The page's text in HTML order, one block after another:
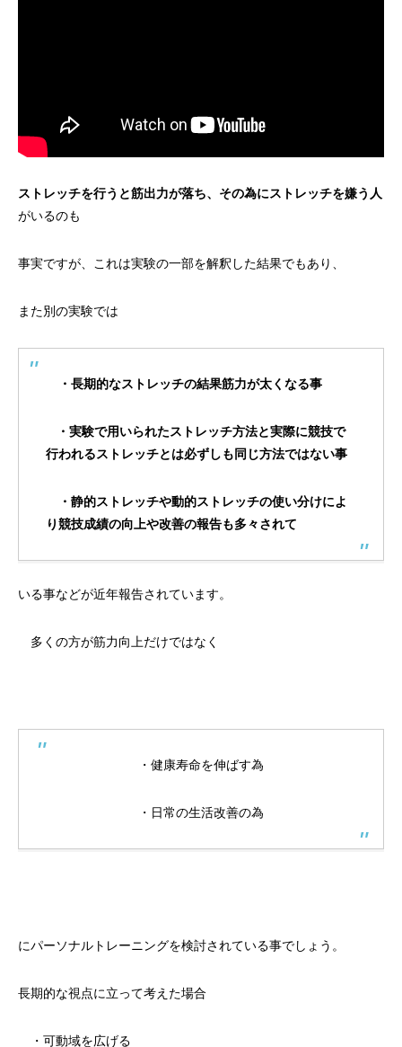
ストレッチを行うと筋出力が落ち、その為にストレッチを嫌う人
がいるのも
事実ですが、これは実験の一部を解釈した結果でもあり、
また別の実験では
・長期的なストレッチの結果筋力が太くなる事
・実験で用いられたストレッチ方法と実際に競技で
行われるストレッチとは必ずしも同じ方法ではない事
・静的ストレッチや動的ストレッチの使い分けによ
り競技成績の向上や改善の報告も多々されて
いる事などが近年報告されています。
多くの方が筋力向上だけではなく
・健康寿命を伸ばす為
・日常の生活改善の為
にパーソナルトレーニングを検討されている事でしょう。
長期的な視点に立って考えた場合
・可動域を広げる